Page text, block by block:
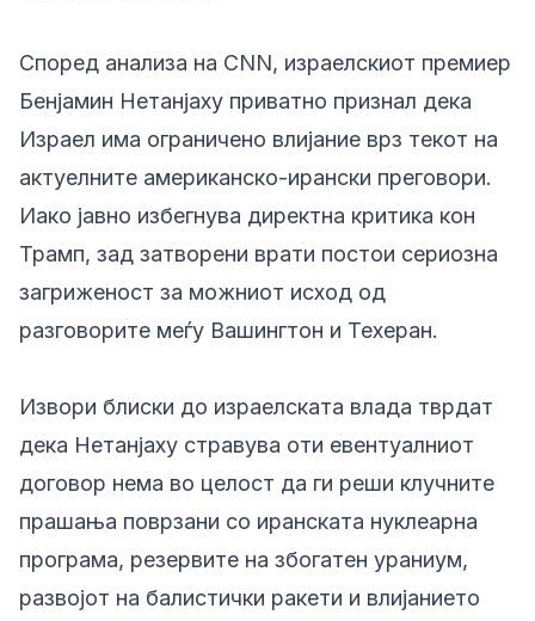
Според анализа на CNN, израелскиот премиер
Бенјамин Нетанјаху приватно признал дека
Израел има ограничено влијание врз текот на
актуелните американско-ирански преговори.
Иако јавно избегнува директна критика кон
Трамп, зад затворени врати постои сериозна
загриженост за можниот исход од
разговорите меѓу Вашингтон и Техеран.
Извори блиски до израелската влада тврдат
дека Нетанјаху стравува оти евентуалниот
договор нема во целост да ги реши клучните
прашања поврзани со иранската нуклеарна
програма, резервите на збогатен ураниум,
развојот на балистички ракети и влијанието